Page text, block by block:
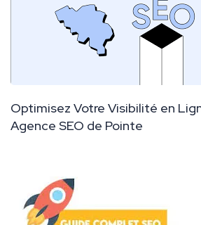
Optimisez Votre Visibilité en
Agence SEO de Pointe